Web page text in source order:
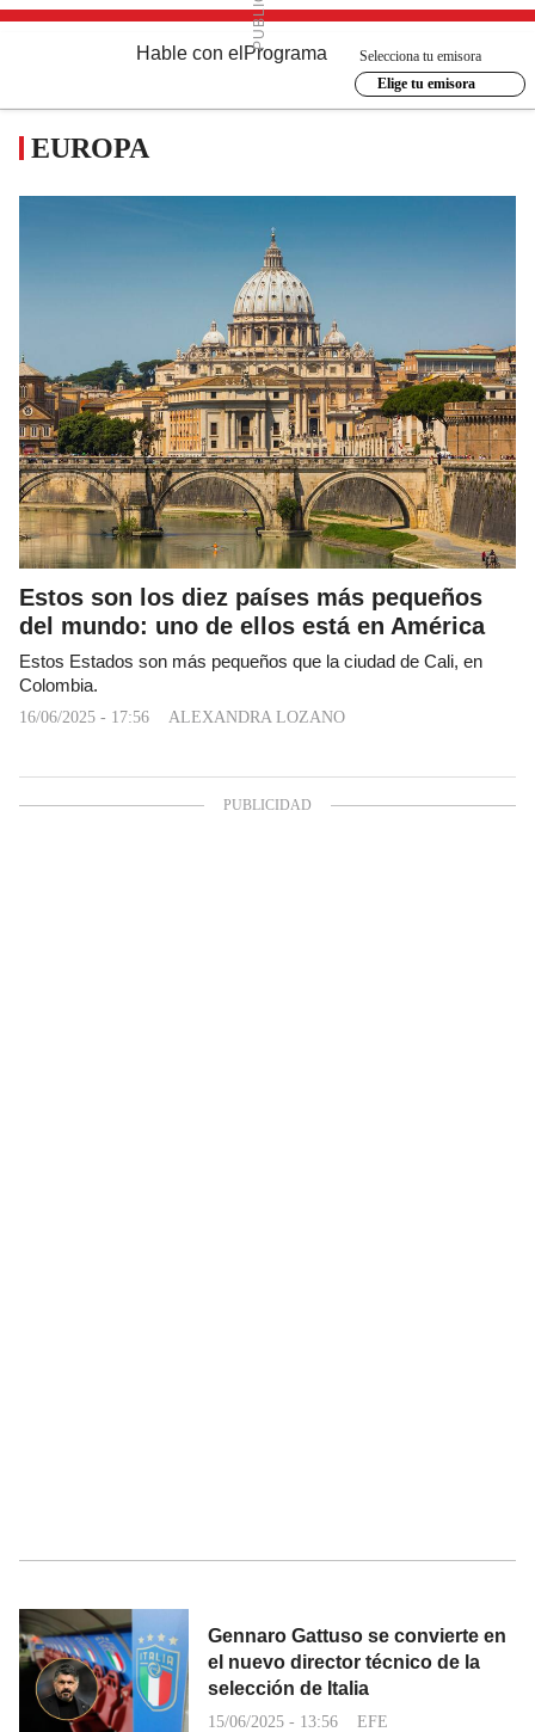
Hable con el Programa
Selecciona tu emisora
Elige tu emisora
EUROPA
Estos son los diez países más pequeños
del mundo: uno de ellos está en América
Estos Estados son más pequeños que la ciudad de Cali, en
Colombia.
16/06/2025 - 17:56 ALEXANDRA LOZANO
Gennaro Gattuso se convierte en
el nuevo director técnico de la
selección de Italia
15/06/2025 - 13:56 EFE